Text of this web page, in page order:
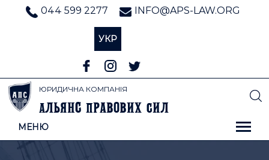
044 599 2277 INFO@APS-LAW.ORG
УКР
ЮРИДИЧНА КОМПАНІЯ
Альянс Правових Сил
МЕНЮ